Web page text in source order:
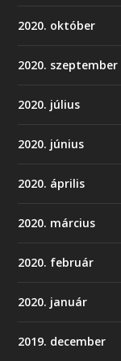
2020. október
2020. szeptember
2020. július
2020. június
2020. április
2020. március
2020. február
2020. január
2019. december